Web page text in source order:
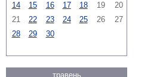
14
15 16 17 18 19
20
21
22 23 24 25 26
27
28
29 30
травень